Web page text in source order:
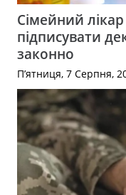
Сімейний
підписувати
законно
П’ятниця, 7 Серпня,